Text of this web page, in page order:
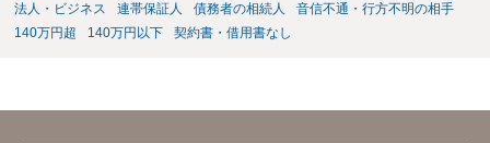
法人・ビジネス
連帯保証人 債務者の相続人
音信不通・行方不明の相手
140万円超
140万円以下 契約書・借用書なし